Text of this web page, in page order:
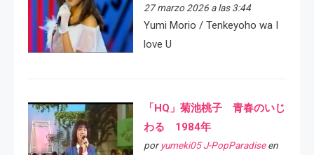
27 marzo 2026 a las 3:44
Yumi Morio / Tenkeyoho wa I
love U
「HQ」菊池桃子 青春のいじ
わる 1984年
por yumeki05 J-PopParadiseen